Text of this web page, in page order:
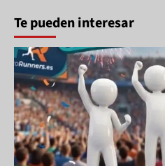
Te pueden interesar